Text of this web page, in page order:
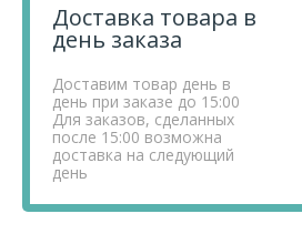
Доставка товара в
день заказа
Доставим товар день в
день при заказе до 15:00
Для заказов, сделанных
после 15:00 возможна
доставка на следующий
день